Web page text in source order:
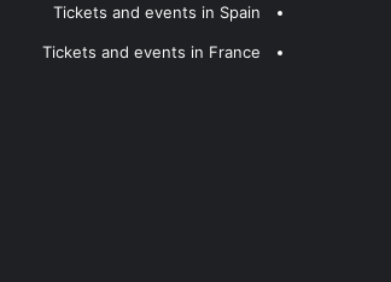
Tickets and events in Spain
Tickets and events in France